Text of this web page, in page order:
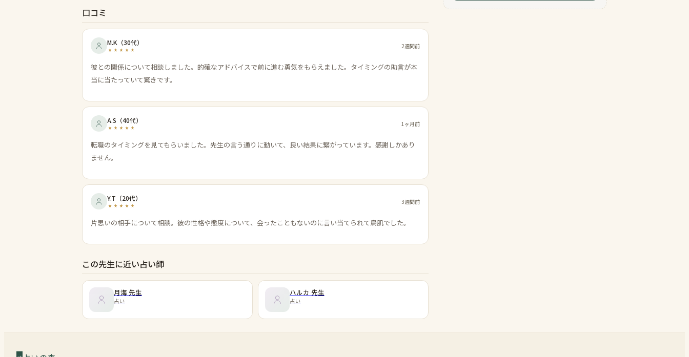
口コミ
M.K （30代） 2週間前
彼との関係について相談しました。的確なアドバイスで前に進む勇気をもらえました。タイミングの助言が本
当に当たっていて驚きです。
A.S （40代） 1ヶ月前
転職のタイミングを見てもらいました。先生の言う通りに動いて、良い結果に繋がっています。感謝しかあり
ません。
Y.T （20代） 3週間前
片思いの相手について相談。彼の性格や態度について、会ったこともないのに言い当てられて鳥肌でした。
この先生に近い占い師
月海 先生
占い
ハルカ 先生
占い